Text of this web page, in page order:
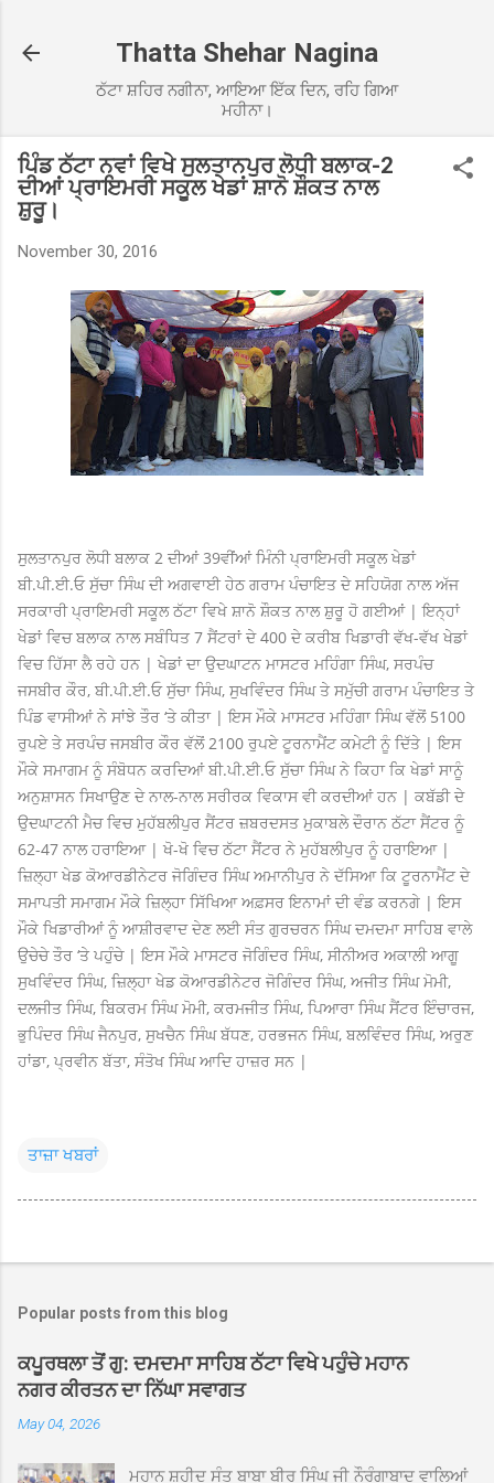
Thatta Shehar Nagina
ਠੱਟਾ ਸ਼ਹਿਰ ਨਗੀਨਾ, ਆਇਆ ਇੱਕ ਦਿਨ, ਰਹਿ ਗਿਆ
ਮਹੀਨਾ।
ਪਿੰਡ ਠੱਟਾ ਨਵਾਂ ਵਿਖੇ ਸੁਲਤਾਨਪੁਰ ਲੋਧੀ ਬਲਾਕ-2
ਦੀਆਂ ਪ੍ਰਾਇਮਰੀ ਸਕੂਲ ਖੇਡਾਂ ਸ਼ਾਨੋ ਸ਼ੌਕਤ ਨਾਲ
ਸ਼ੁਰੂ।
November 30, 2016
ਸੁਲਤਾਨਪੁਰ ਲੋਧੀ ਬਲਾਕ 2 ਦੀਆਂ 39ਵੀਂਆਂ ਮਿੰਨੀ ਪ੍ਰਾਇਮਰੀ ਸਕੂਲ ਖੇਡਾਂ
ਬੀ.ਪੀ.ਈ.ਓ ਸੁੱਚਾ ਸਿੰਘ ਦੀ ਅਗਵਾਈ ਹੇਠ ਗਰਾਮ ਪੰਚਾਇਤ ਦੇ ਸਹਿਯੋਗ ਨਾਲ ਅੱਜ
ਸਰਕਾਰੀ ਪ੍ਰਾਇਮਰੀ ਸਕੂਲ ਠੱਟਾ ਵਿਖੇ ਸ਼ਾਨੋ ਸ਼ੌਕਤ ਨਾਲ ਸ਼ੁਰੂ ਹੋ ਗਈਆਂ | ਇਨ੍ਹਾਂ
ਖੇਡਾਂ ਵਿਚ ਬਲਾਕ ਨਾਲ ਸਬੰਧਿਤ 7 ਸੈਂਟਰਾਂ ਦੇ 400 ਦੇ ਕਰੀਬ ਖਿਡਾਰੀ ਵੱਖ-ਵੱਖ ਖੇਡਾਂ
ਵਿਚ ਹਿੱਸਾ ਲੈ ਰਹੇ ਹਨ | ਖੇਡਾਂ ਦਾ ਉਦਘਾਟਨ ਮਾਸਟਰ ਮਹਿੰਗਾ ਸਿੰਘ, ਸਰਪੰਚ
ਜਸਬੀਰ ਕੌਰ, ਬੀ.ਪੀ.ਈ.ਓ ਸੁੱਚਾ ਸਿੰਘ, ਸੁਖਵਿੰਦਰ ਸਿੰਘ ਤੇ ਸਮੁੱਚੀ ਗਰਾਮ ਪੰਚਾਇਤ ਤੇ
ਪਿੰਡ ਵਾਸੀਆਂ ਨੇ ਸਾਂਝੇ ਤੌਰ ‘ਤੇ ਕੀਤਾ | ਇਸ ਮੌਕੇ ਮਾਸਟਰ ਮਹਿੰਗਾ ਸਿੰਘ ਵੱਲੋਂ 5100
ਰੁਪਏ ਤੇ ਸਰਪੰਚ ਜਸਬੀਰ ਕੌਰ ਵੱਲੋਂ 2100 ਰੁਪਏ ਟੂਰਨਾਮੈਂਟ ਕਮੇਟੀ ਨੂੰ ਦਿੱਤੇ | ਇਸ
ਮੌਕੇ ਸਮਾਗਮ ਨੂੰ ਸੰਬੋਧਨ ਕਰਦਿਆਂ ਬੀ.ਪੀ.ਈ.ਓ ਸੁੱਚਾ ਸਿੰਘ ਨੇ ਕਿਹਾ ਕਿ ਖੇਡਾਂ ਸਾਨੂੰ
ਅਨੁਸ਼ਾਸਨ ਸਿਖਾਉਣ ਦੇ ਨਾਲ-ਨਾਲ ਸਰੀਰਕ ਵਿਕਾਸ ਵੀ ਕਰਦੀਆਂ ਹਨ | ਕਬੱਡੀ ਦੇ
ਉਦਘਾਟਨੀ ਮੈਚ ਵਿਚ ਮੁਹੱਬਲੀਪੁਰ ਸੈਂਟਰ ਜ਼ਬਰਦਸਤ ਮੁਕਾਬਲੇ ਦੌਰਾਨ ਠੱਟਾ ਸੈਂਟਰ ਨੂੰ
62-47 ਨਾਲ ਹਰਾਇਆ | ਖੋ-ਖੋ ਵਿਚ ਠੱਟਾ ਸੈਂਟਰ ਨੇ ਮੁਹੱਬਲੀਪੁਰ ਨੂੰ ਹਰਾਇਆ |
ਜ਼ਿਲ੍ਹਾ ਖੇਡ ਕੋਆਰਡੀਨੇਟਰ ਜੋਗਿੰਦਰ ਸਿੰਘ ਅਮਾਨੀਪੁਰ ਨੇ ਦੱਸਿਆ ਕਿ ਟੂਰਨਾਮੈਂਟ ਦੇ
ਸਮਾਪਤੀ ਸਮਾਗਮ ਮੌਕੇ ਜ਼ਿਲ੍ਹਾ ਸਿੱਖਿਆ ਅਫ਼ਸਰ ਇਨਾਮਾਂ ਦੀ ਵੰਡ ਕਰਨਗੇ | ਇਸ
ਮੌਕੇ ਖਿਡਾਰੀਆਂ ਨੂੰ ਆਸ਼ੀਰਵਾਦ ਦੇਣ ਲਈ ਸੰਤ ਗੁਰਚਰਨ ਸਿੰਘ ਦਮਦਮਾ ਸਾਹਿਬ ਵਾਲੇ
ਉਚੇਚੇ ਤੌਰ ‘ਤੇ ਪਹੁੰਚੇ | ਇਸ ਮੌਕੇ ਮਾਸਟਰ ਜੋਗਿੰਦਰ ਸਿੰਘ, ਸੀਨੀਅਰ ਅਕਾਲੀ ਆਗੂ
ਸੁਖਵਿੰਦਰ ਸਿੰਘ, ਜ਼ਿਲ੍ਹਾ ਖੇਡ ਕੋਆਰਡੀਨੇਟਰ ਜੋਗਿੰਦਰ ਸਿੰਘ, ਅਜੀਤ ਸਿੰਘ ਮੋਮੀ,
ਦਲਜੀਤ ਸਿੰਘ, ਬਿਕਰਮ ਸਿੰਘ ਮੋਮੀ, ਕਰਮਜੀਤ ਸਿੰਘ, ਪਿਆਰਾ ਸਿੰਘ ਸੈਂਟਰ ਇੰਚਾਰਜ,
ਭੁਪਿੰਦਰ ਸਿੰਘ ਜੈਨਪੁਰ, ਸੁਖਚੈਨ ਸਿੰਘ ਬੱਧਣ, ਹਰਭਜਨ ਸਿੰਘ, ਬਲਵਿੰਦਰ ਸਿੰਘ, ਅਰੁਣ
ਹਾਂਡਾ, ਪ੍ਰਵੀਨ ਬੱਤਾ, ਸੰਤੋਖ ਸਿੰਘ ਆਦਿ ਹਾਜ਼ਰ ਸਨ |
ਤਾਜ਼ਾ ਖਬਰਾਂ
Popular posts from this blog
ਕਪੂਰਥਲਾ ਤੋਂ ਗੁ: ਦਮਦਮਾ ਸਾਹਿਬ ਠੱਟਾ ਵਿਖੇ ਪਹੁੰਚੇ ਮਹਾਨ
ਨਗਰ ਕੀਰਤਨ ਦਾ ਨਿੱਘਾ ਸਵਾਗਤ
May 04, 2026
ਮਹਾਨ ਸ਼ਹੀਦ ਸੰਤ ਬਾਬਾ ਬੀਰ ਸਿੰਘ ਜੀ ਨੌਰੰਗਾਬਾਦ ਵਾਲਿਆਂ